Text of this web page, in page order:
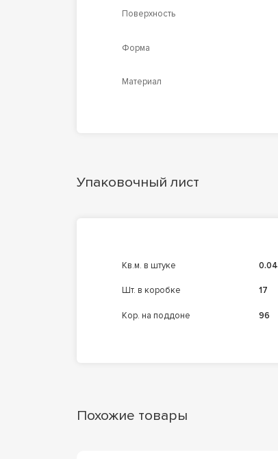
Поверхность
Форма
Материал
Упаковочный лист
кв.м. в штуке 0.04
шт. в коробке 17
кор. на поддоне 96
Похожие товары